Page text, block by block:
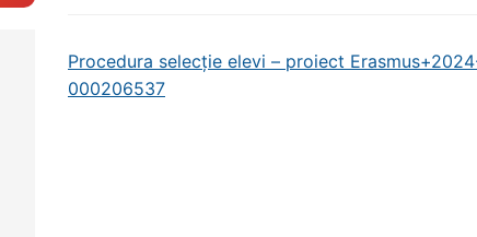
Procedura selecție elevi – proiect
000206537